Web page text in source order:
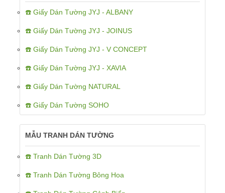
☎️ Giấy Dán Tường JYJ - ALBANY
☎️ Giấy Dán Tường JYJ - JOINUS
☎️ Giấy Dán Tường JYJ - V CONCEPT
☎️ Giấy Dán Tường JYJ - XAVIA
☎️ Giấy Dán Tường NATURAL
☎️ Giấy Dán Tường SOHO
MẪU TRANH DÁN TƯỜNG
☎️ Tranh Dán Tường 3D
☎️ Tranh Dán Tường Bông Hoa